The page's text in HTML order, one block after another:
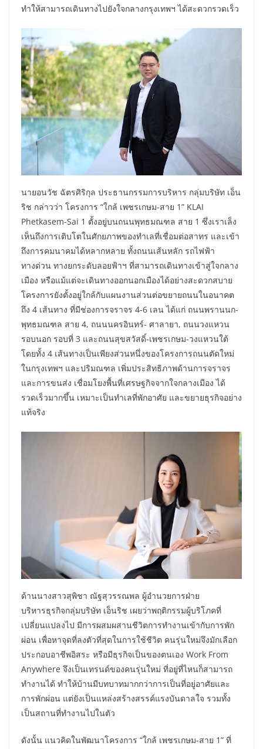
ทำให้สามารถเดินทางไปยังใจกลางกรุงเทพฯ ได้สะดวกรวดเร็ว
นายอนวัช ฉัตรศิริกุล ประธานกรรมการบริหาร กลุ่มบริษัท เอ็น
ริช กล่าวว่า โครงการ “ใกล้ เพชรเกษม-สาย 1” KLAI
Phetkasem-Sai 1 ตั้งอยู่บนถนนพุทธมณฑล สาย 1 ซึ่งเราเล็ง
เห็นถึงการเติบโตในศักยภาพของทำเลที่เชื่อมต่อสาทร และเข้า
ถึงการคมนาคมได้หลากหลาย ทั้งถนนเส้นหลัก รถไฟฟ้า
ทางด่วน ทางยกระดับลอยฟ้าฯ ที่สามารถเดินทางเข้าสู่ใจกลาง
เมือง หรือแม้แต่จะเดินทางออกนอกเมืองได้อย่างสะดวกสบาย
โครงการยังตั้งอยู่ใกล้กับแผนงานส่วนต่อขยายถนนในอนาคต
ถึง 4 เส้นทาง ที่มีช่องการจราจร 4-6 เลน ได้แก่ ถนนพรานนก-
พุทธมณฑล สาย 4, ถนนนครอินทร์- ศาลายา, ถนนวงแหวน
รอบนอก รอบที่ 3 และถนนสุขสวัสดิ์-เพชรเกษม-วงแหวนใต้
โดยทั้ง 4 เส้นทางเป็นเพียงส่วนหนึ่งของโครงการถนนตัดใหม่
ในกรุงเทพฯ และปริมณฑล เพิ่มประสิทธิภาพด้านการจราจร
และการขนส่ง เชื่อมโยงพื้นที่เศรษฐกิจจากใจกลางเมือง ได้
รวดเร็วมากขึ้น เหมาะเป็นทำเลที่พักอาศัย และขยายธุรกิจอย่าง
แท้จริง
ด้านนางสาวสุพิชา ณัฐสุวรรณพล ผู้อำนวยการฝ่าย
บริหารธุรกิจกลุ่มบริษัท เอ็นริช เผยว่าพฤติกรรมผู้บริโภคที่
เปลี่ยนแปลงไป มีการผสมผสานชีวิตการทำงานเข้ากับการพัก
ผ่อน เพื่อหาจุดที่ลงตัวที่สุดในการใช้ชีวิต คนรุ่นใหม่จึงมักเลือก
ประกอบอาชีพอิสระ หรือมีธุรกิจเป็นของตนเอง Work From
Anywhere จึงเป็นเทรนด์ของคนรุ่นใหม่ ที่อยู่ที่ไหนก็สามารถ
ทำงานได้ ทำให้บ้านมีบทบาทมากกว่าการเป็นที่อยู่อาศัยและ
การพักผ่อน แต่ยังเป็นแหล่งสร้างสรรค์แรงบันดาลใจ รวมทั้ง
เป็นสถานที่ทำงานไปในตัว
ดังนั้น แนวคิดในพัฒนาโครงการ “ใกล้ เพชรเกษม-สาย 1” ที่